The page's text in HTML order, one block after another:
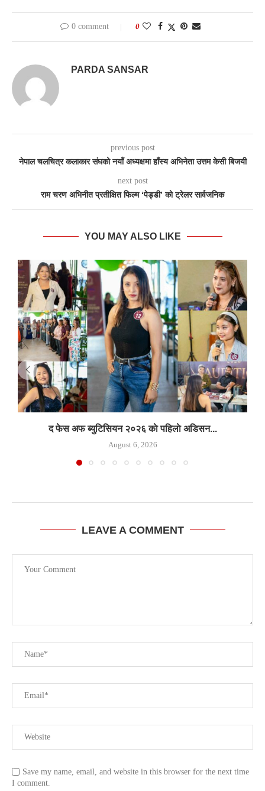
0 comment 0
PARDA SANSAR
previous post
नेपाल चलचित्र कलाकार संघको नयाँ अध्यक्षमा हाँस्य अभिनेता उत्तम केसी बिजयी
next post
राम चरण अभिनीत प्रतीक्षित फिल्म ‘पेड्डी’ को ट्रेलर सार्वजनिक
YOU MAY ALSO LIKE
द फेस अफ ब्युटिसियन २०२६ काे पहिलाे अडिसन...
August 6, 2026
LEAVE A COMMENT
Save my name, email, and website in this browser for the next time
I comment.